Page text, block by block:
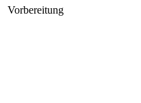
Vorbereitung